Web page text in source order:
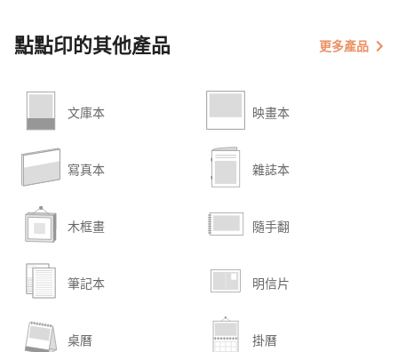
點點印的其他產品 更多產品
文庫本 映畫本
寫真本 雜誌本
木框畫 隨手翻
筆記本 明信片
桌曆 掛曆